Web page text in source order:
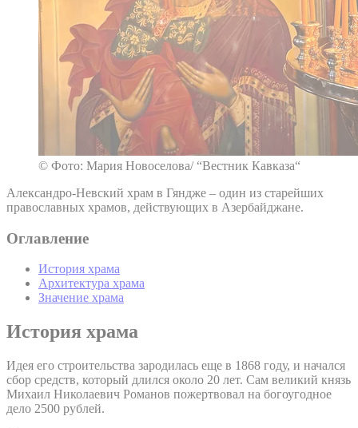
© Фото: Мария Новоселова/ “Вестник Кавказа“
Александро-Невский храм в Гяндже – один из старейших
православных храмов, действующих в Азербайджане.
Оглавление
История храма
Архитектура храма
Значение храма
История храма
Идея его строительства зародилась еще в 1868 году, и начался
сбор средств, который длился около 20 лет. Сам великий князь
Михаил Николаевич Романов пожертвовал на богоугодное
дело 2500 рублей.